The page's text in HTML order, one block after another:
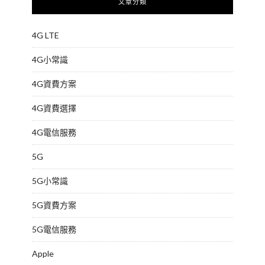
4G LTE
4G小常識
4G資費方案
4G資費選擇
4G電信服務
5G
5G小常識
5G資費方案
5G電信服務
Apple